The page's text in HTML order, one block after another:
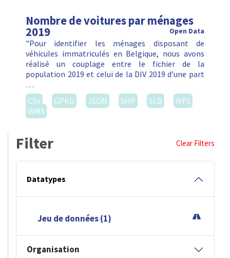
Nombre de voitures par ménages
2019 Open Data
"Pour identifier les ménages disposant de
véhicules immatriculés en Belgique, nous avons
réalisé un couplage entre le fichier de la
population 2019 et celui de la DIV 2019 d’une part
…
CSV
GPKG JSON SHP SLD
WFS
WMS
Filter Clear Filters
Datatypes
Jeu de données (1)
Organisation